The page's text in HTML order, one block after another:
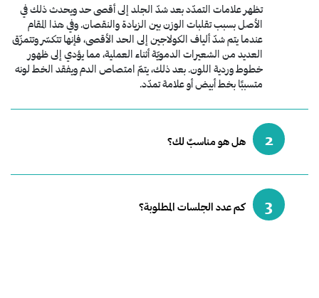
تظهر علامات التمدّد بعد شدّ الجلد إلى أقصى حد ويحدث ذلك في
الأصل بسبب تقلبات الوزن بين الزيادة والنقصان. وفي هذا المقام
عندما يتم شدّ ألياف الكولاجين إلى الحد الأقصى، فإنها تتكسّر وتتمزّق
العديد من الشعيرات الدمويّة أثناء العملية، مما يؤدي إلى ظهور
خطوط وردية اللون. بعد ذلك، يتمّ امتصاص الدم ويفقد الخط لونه
متسببًا بخط أبيض أو علامة تمدّد.
2 هل هو مناسبٌ لك؟
3 كم عدد الجلسات المطلوبة؟